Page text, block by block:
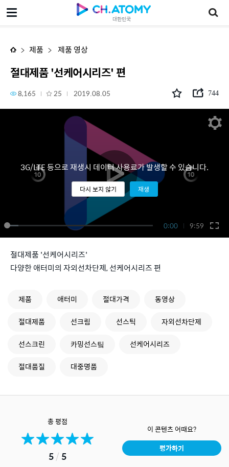
대한민국
절대제품 '선케어시리즈' 편
제품 제품 영상
절대제품 '선케어시리즈' 편
8,165 25 2019.08.05 744
0:00 9:59
3G/LTE 등으로 재생시 데이터 사용료가 발생할 수 있습니다.
다시 보지 않기 재생
절대제품 '선케어시리즈'
다양한 애터미의 자외선차단제, 선케어시리즈 편
제품 애터미 절대가격
동영상
절대제품
선크림 선스틱
자외선차단제
선스크린
카밍선스팈
선케어시리즈
절대품질
대중명품
총 평점
5/ 5
이 콘텐츠 어때요?
평가하기